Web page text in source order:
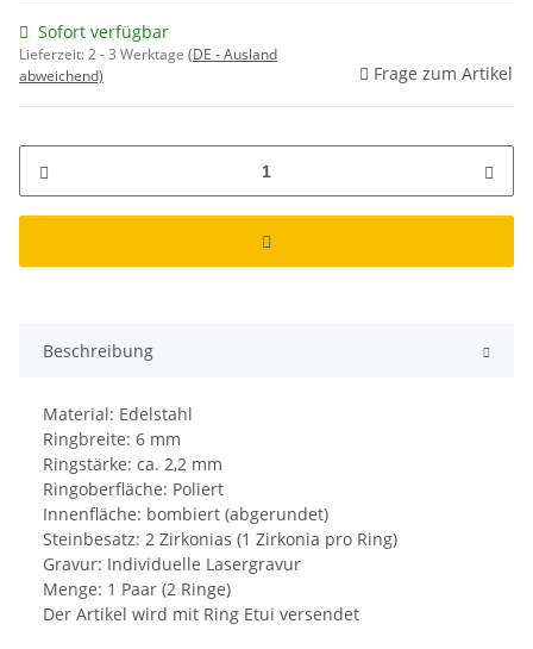
Sofort verfügbar
Lieferzeit:2 - 3 Werktage (DE - Ausland
abweichend)
Frage zum Artikel
Beschreibung
Material: Edelstahl
Ringbreite: 6 mm
Ringstärke: ca. 2,2 mm
Ringoberfläche: Poliert
Innenfläche: bombiert (abgerundet)
Steinbesatz: 2 Zirkonias (1 Zirkonia pro Ring)
Gravur: Individuelle Lasergravur
Menge: 1 Paar (2 Ringe)
Der Artikel wird mit Ring Etui versendet